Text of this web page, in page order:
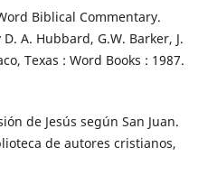
Biblical Commentary.
A. Hubbard, G.W. Barker, J.
Texas : Word Books : 1987.
de Jesús según San Juan.
de autores cristianos,